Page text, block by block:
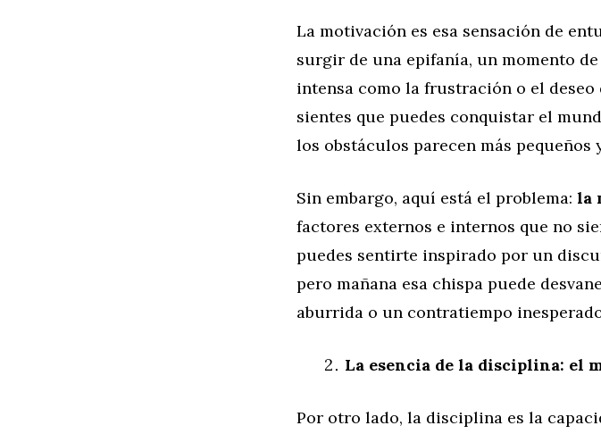
La motivación es esa sensación de
surgir de una epifanía, un momento
intensa como la frustración o el deseo
sientes que puedes conquistar el
los obstáculos parecen más
Sin embargo, aquí está el problema: la
factores externos e internos que no
puedes sentirte inspirado por un
pero mañana esa chispa puede
aburrida o un contratiempo
La esencia de la disciplina: el
Por otro lado, la disciplina es la